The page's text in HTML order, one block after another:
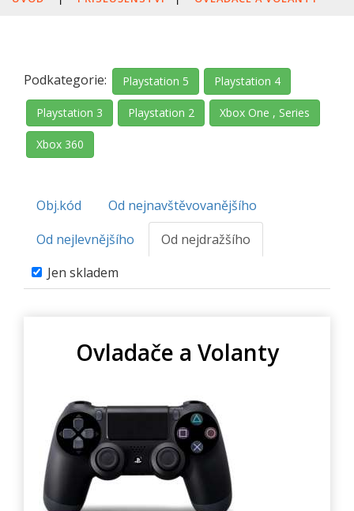
Podkategorie: Playstation 5 Playstation 4
Playstation 3 Playstation 2 Xbox One , Series
Xbox 360
Obj.kód
Od nejnavštěvovanějšího
Od nejlevnějšího
Od nejdražšího
Jen skladem
Ovladače a Volanty